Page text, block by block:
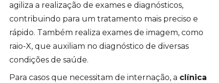
agiliza a realização de exames e diagnósticos,
contribuindo para um tratamento mais preciso e
rápido. Também realiza exames de imagem, como
raio-X, que auxiliam no diagnóstico de diversas
condições de saúde.
Para casos que necessitam de internação, a clínica